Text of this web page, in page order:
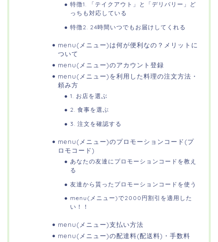
特徴1. 「テイクアウト」と「デリバリー」ど
っちも対応している
特徴2. 24時間いつでもお届けしてくれる
menu(メニュー)は何が便利なの？メリットに
ついて
menu(メニュー)のアカウント登録
menu(メニュー)を利用した料理の注文方法・
頼み方
1. お店を選ぶ
2. 食事を選ぶ
3. 注文を確認する
menu(メニュー)のプロモーションコード(プ
ロモコード)
あなたの友達にプロモーションコードを教え
る
友達から貰ったプロモーションコードを使う
menu(メニュー)で2000円割引を適用した
い！！
menu(メニュー)支払い方法
menu(メニュー)の配達料(配送料)・手数料